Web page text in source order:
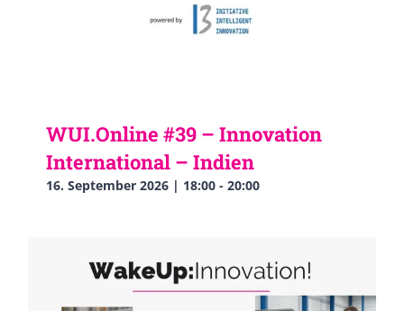
WUI.Online #39 – Innovation
International – Indien
16. September 2026 | 18:00 - 20:00